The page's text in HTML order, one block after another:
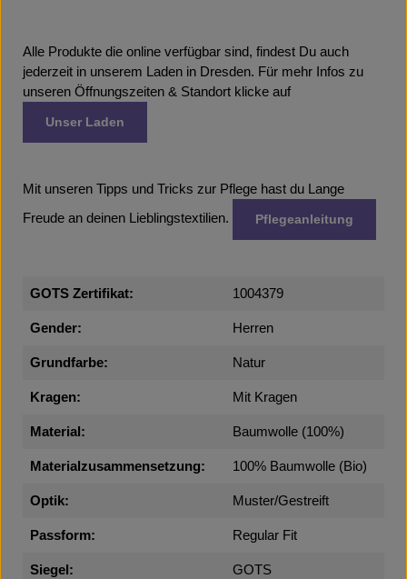
Alle Produkte die online verfügbar sind, findest Du auch
jederzeit in unserem Laden in Dresden. Für mehr Infos zu
unseren Öffnungszeiten & Standort klicke auf
Unser Laden
Mit unseren Tipps und Tricks zur Pflege hast du Lange
Freude an deinen Lieblingstextilien. Pflegeanleitung
GOTS Zertifikat: 1004379
Gender: Herren
Grundfarbe: Natur
Kragen: Mit Kragen
Material: Baumwolle (100%)
Materialzusammensetzung: 100% Baumwolle (Bio)
Optik: Muster/Gestreift
Passform: Regular Fit
Siegel: GOTS